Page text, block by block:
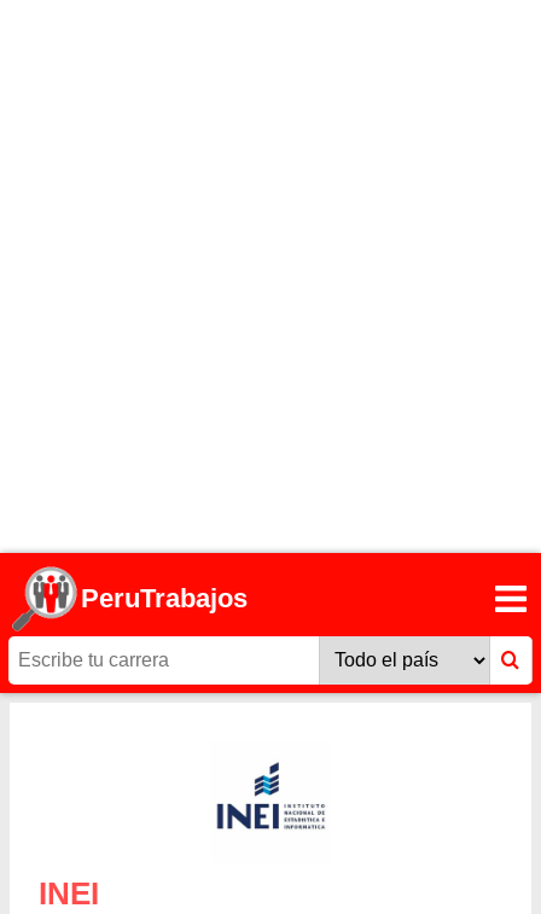
PeruTrabajos
INEI